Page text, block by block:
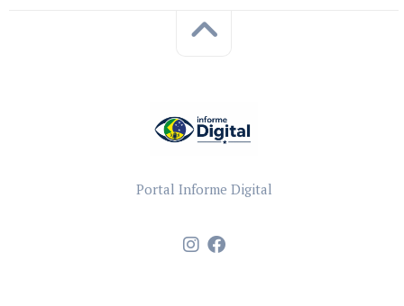
Portal Informe Digital